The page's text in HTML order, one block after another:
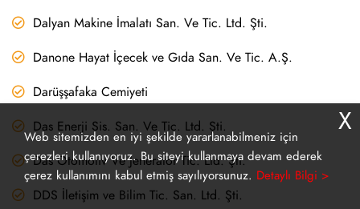
Dalyan Makine İmalatı San. Ve Tic. Ltd. Şti.
Danone Hayat İçecek ve Gıda San. Ve Tic. A.Ş.
Darüşşafaka Cemiyeti
Das Enerji Sis. San. Ve Tic. Ltd. Şti.
Das Otomotiv Ve Jeneratör Tic. Ltd. Şti.
DDS İletişim ve Bilim Tic. San. Ltd. Şti.
Web sitemizden en iyi şekilde yararlanabilmeniz için
çerezleri kullanıyoruz. Bu siteyi kullanmaya devam ederek
çerez kullanımını kabul etmiş sayılıyorsunuz. Detaylı Bilgi >
X